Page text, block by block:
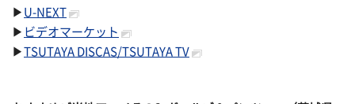
▶ U-NEXT
▶ ビデオマーケット
▶ TSUTAYA DISCAS/TSUTAYA TV